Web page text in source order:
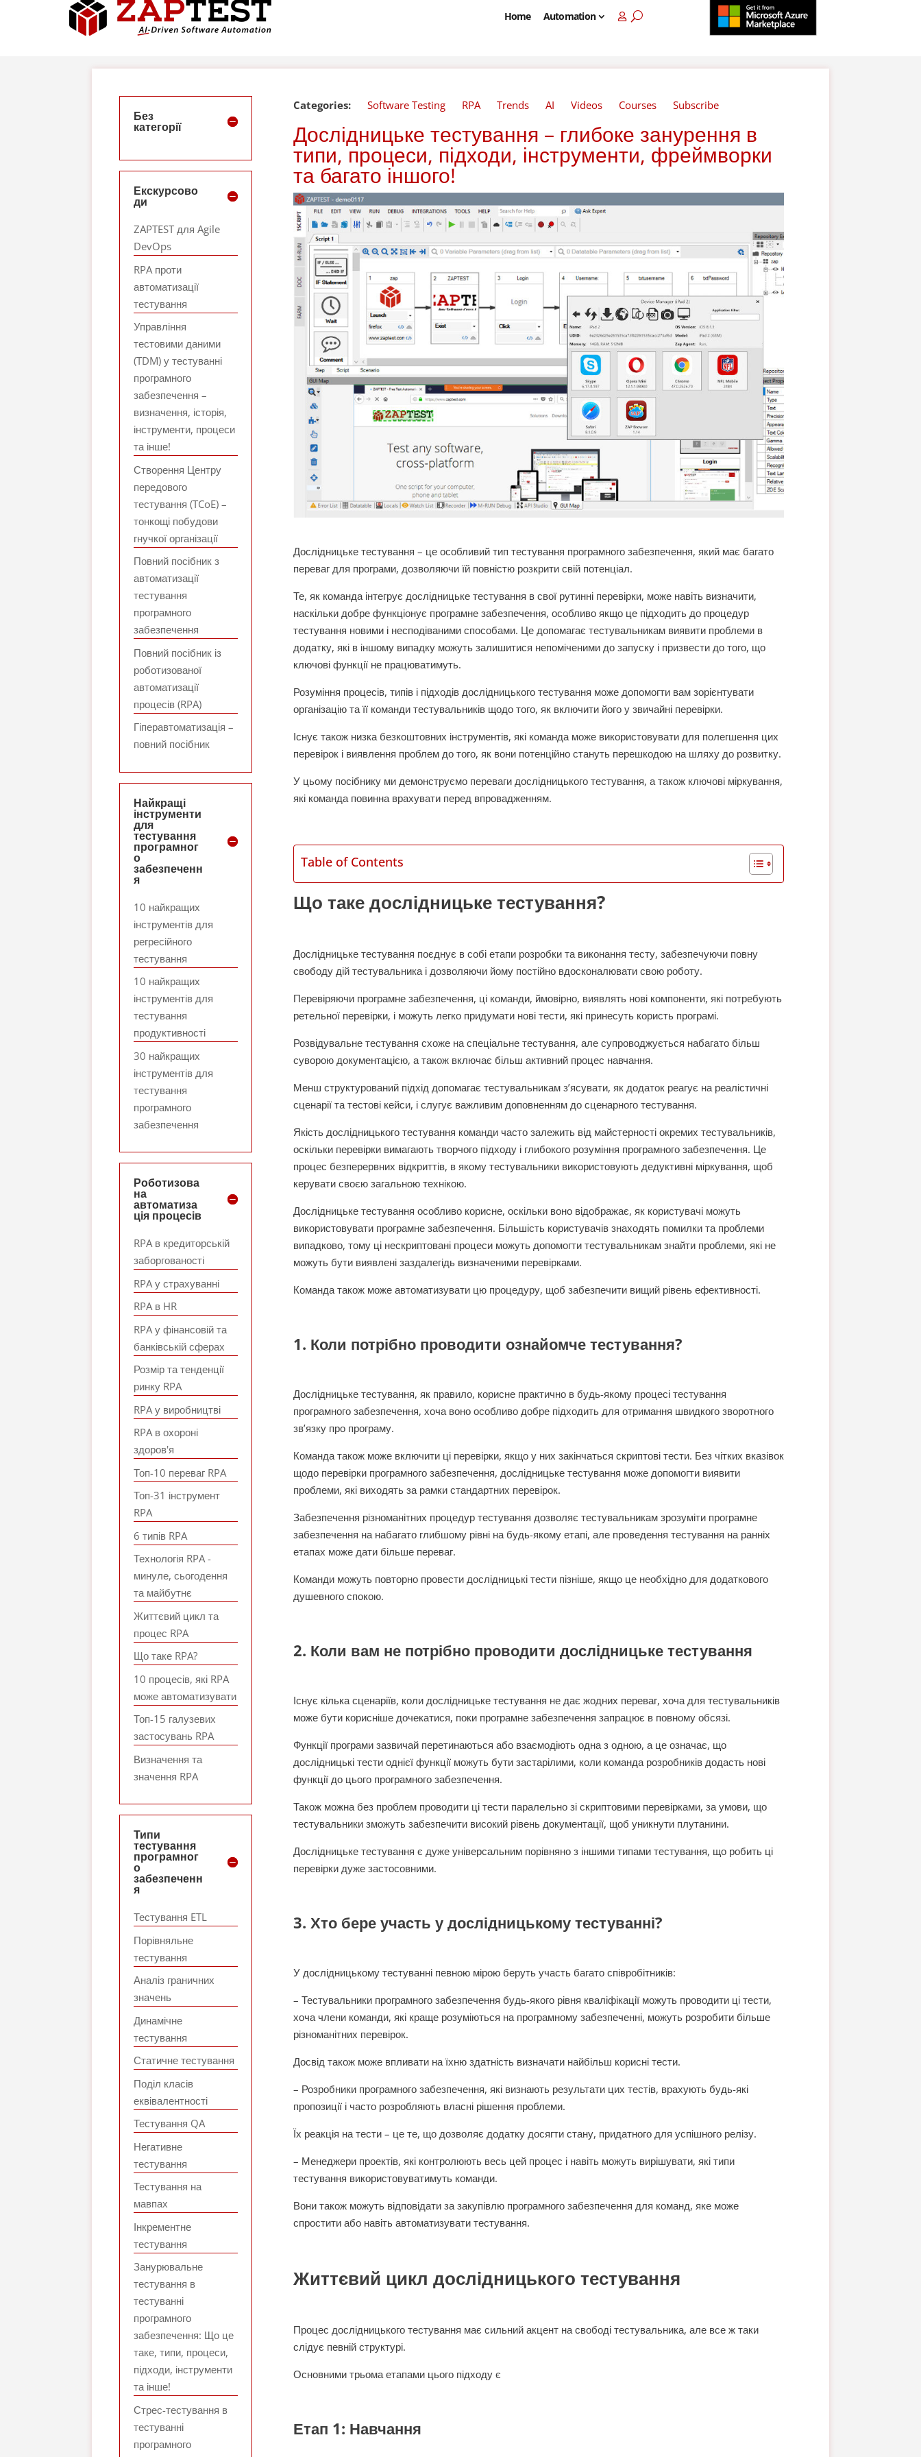
Home Automation
Categories: Software Testing RPA Trends AI Videos Courses Subscribe
Дослідницьке тестування – глибоке занурення в
типи, процеси, підходи, інструменти, фреймворки
та багато іншого!
Дослідницьке тестування – це особливий тип тестування програмного забезпечення, який має багато
переваг для програми, дозволяючи їй повністю розкрити свій потенціал.
Те, як команда інтегрує дослідницьке тестування в свої рутинні перевірки, може навіть визначити,
наскільки добре функціонує програмне забезпечення, особливо якщо це підходить до процедур
тестування новими і несподіваними способами. Це допомагає тестувальникам виявити проблеми в
додатку, які в іншому випадку можуть залишитися непоміченими до запуску і призвести до того, що
ключові функції не працюватимуть.
Розуміння процесів, типів і підходів дослідницького тестування може допомогти вам зорієнтувати
організацію та її команди тестувальників щодо того, як включити його у звичайні перевірки.
Існує також низка безкоштовних інструментів, які команда може використовувати для полегшення цих
перевірок і виявлення проблем до того, як вони потенційно стануть перешкодою на шляху до розвитку.
У цьому посібнику ми демонструємо переваги дослідницького тестування, а також ключові міркування,
які команда повинна врахувати перед впровадженням.
Table of Contents
Що таке дослідницьке тестування?
Дослідницьке тестування поєднує в собі етапи розробки та виконання тесту, забезпечуючи повну
свободу дій тестувальника і дозволяючи йому постійно вдосконалювати свою роботу.
Перевіряючи програмне забезпечення, ці команди, ймовірно, виявлять нові компоненти, які потребують
ретельної перевірки, і можуть легко придумати нові тести, які принесуть користь програмі.
Розвідувальне тестування схоже на спеціальне тестування, але супроводжується набагато більш
суворою документацією, а також включає більш активний процес навчання.
Менш структурований підхід допомагає тестувальникам з’ясувати, як додаток реагує на реалістичні
сценарії та тестові кейси, і слугує важливим доповненням до сценарного тестування.
Якість дослідницького тестування команди часто залежить від майстерності окремих тестувальників,
оскільки перевірки вимагають творчого підходу і глибокого розуміння програмного забезпечення. Це
процес безперервних відкриттів, в якому тестувальники використовують дедуктивні міркування, щоб
керувати своєю загальною технікою.
Дослідницьке тестування особливо корисне, оскільки воно відображає, як користувачі можуть
використовувати програмне забезпечення. Більшість користувачів знаходять помилки та проблеми
випадково, тому ці нескриптовані процеси можуть допомогти тестувальникам знайти проблеми, які не
можуть бути виявлені заздалегідь визначеними перевірками.
Команда також може автоматизувати цю процедуру, щоб забезпечити вищий рівень ефективності.
1. Коли потрібно проводити ознайомче тестування?
Дослідницьке тестування, як правило, корисне практично в будь-якому процесі тестування
програмного забезпечення, хоча воно особливо добре підходить для отримання швидкого зворотного
зв’язку про програму.
Команда також може включити ці перевірки, якщо у них закінчаться скриптові тести. Без чітких вказівок
щодо перевірки програмного забезпечення, дослідницьке тестування може допомогти виявити
проблеми, які виходять за рамки стандартних перевірок.
Забезпечення різноманітних процедур тестування дозволяє тестувальникам зрозуміти програмне
забезпечення на набагато глибшому рівні на будь-якому етапі, але проведення тестування на ранніх
етапах може дати більше переваг.
Команди можуть повторно провести дослідницькі тести пізніше, якщо це необхідно для додаткового
душевного спокою.
2. Коли вам не потрібно проводити дослідницьке тестування
Існує кілька сценаріїв, коли дослідницьке тестування не дає жодних переваг, хоча для тестувальників
може бути корисніше дочекатися, поки програмне забезпечення запрацює в повному обсязі.
Функції програми зазвичай перетинаються або взаємодіють одна з одною, а це означає, що
дослідницькі тести однієї функції можуть бути застарілими, коли команда розробників додасть нові
функції до цього програмного забезпечення.
Також можна без проблем проводити ці тести паралельно зі скриптовими перевірками, за умови, що
тестувальники зможуть забезпечити високий рівень документації, щоб уникнути плутанини.
Дослідницьке тестування є дуже універсальним порівняно з іншими типами тестування, що робить ці
перевірки дуже застосовними.
3. Хто бере участь у дослідницькому тестуванні?
У дослідницькому тестуванні певною мірою беруть участь багато співробітників:
– Тестувальники програмного забезпечення будь-якого рівня кваліфікації можуть проводити ці тести,
хоча члени команди, які краще розуміються на програмному забезпеченні, можуть розробити більше
різноманітних перевірок.
Досвід також може впливати на їхню здатність визначати найбільш корисні тести.
– Розробники програмного забезпечення, які визнають результати цих тестів, врахують будь-які
пропозиції і часто розробляють власні рішення проблеми.
Їх реакція на тести – це те, що дозволяє додатку досягти стану, придатного для успішного релізу.
– Менеджери проектів, які контролюють весь цей процес і навіть можуть вирішувати, які типи
тестування використовуватимуть команди.
Вони також можуть відповідати за закупівлю програмного забезпечення для команд, яке може
спростити або навіть автоматизувати тестування.
Життєвий цикл дослідницького тестування
Процес дослідницького тестування має сильний акцент на свободі тестувальника, але все ж таки
слідує певній структурі.
Основними трьома етапами цього підходу є
Етап 1: Навчання
Без
категорії
Екскурсово
ди
ZAPTEST для Agile
DevOps
RPA проти
автоматизації
тестування
Управління
тестовими даними
(TDM) у тестуванні
програмного
забезпечення –
визначення, історія,
інструменти, процеси
та інше!
Створення Центру
передового
тестування (TCoE) –
тонкощі побудови
гнучкої організації
Повний посібник з
автоматизації
тестування
програмного
забезпечення
Повний посібник із
роботизованої
автоматизації
процесів (RPA)
Гіперавтоматизація –
повний посібник
Найкращі
інструменти
для
тестування
програмног
о
забезпеченн
я
10 найкращих
інструментів для
регресійного
тестування
10 найкращих
інструментів для
тестування
продуктивності
30 найкращих
інструментів для
тестування
програмного
забезпечення
Роботизова
на
автоматиза
ція процесів
RPA в кредиторській
заборгованості
RPA у страхуванні
RPA в HR
RPA у фінансовій та
банківській сферах
Розмір та тенденції
ринку RPA
RPA у виробництві
RPA в охороні
здоров'я
Топ-10 переваг RPA
Топ-31 інструмент
RPA
6 типів RPA
Технологія RPA -
минуле, сьогодення
та майбутнє
Життєвий цикл та
процес RPA
Що таке RPA?
10 процесів, які RPA
може автоматизувати
Топ-15 галузевих
застосувань RPA
Визначення та
значення RPA
Типи
тестування
програмног
о
забезпеченн
я
Тестування ETL
Порівняльне
тестування
Аналіз граничних
значень
Динамічне
тестування
Статичне тестування
Поділ класів
еквівалентності
Тестування QA
Негативне
тестування
Тестування на
мавпах
Інкрементне
тестування
Занурювальне
тестування в
тестуванні
програмного
забезпечення: Що це
таке, типи, процеси,
підходи, інструменти
та інше!
Стрес-тестування в
тестуванні
програмного